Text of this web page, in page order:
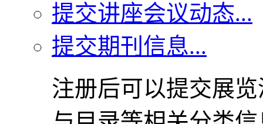
提交讲座会议动态...
提交期刊信息...
注册后可以提交展